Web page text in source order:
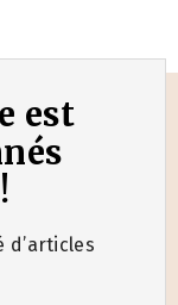
est
d’articles